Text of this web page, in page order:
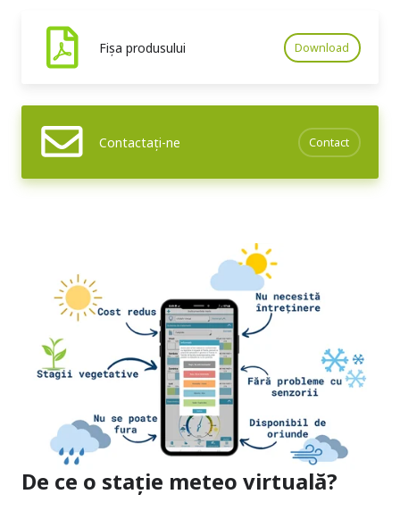
Fișa produsului Download
Contactați-ne Contact
De ce o stație meteo virtuală?